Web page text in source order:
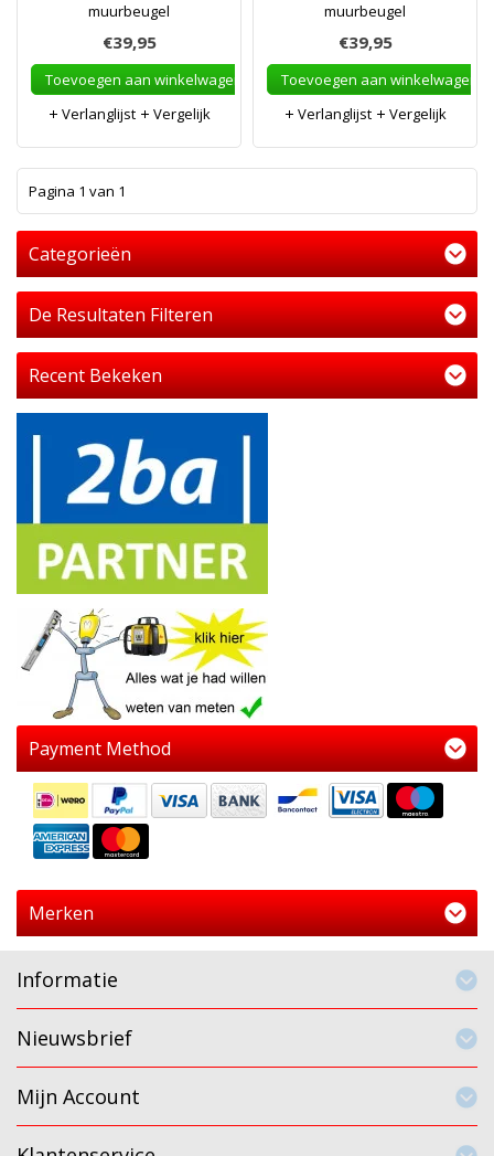
muurbeugel
€39,95
Toevoegen aan winkelwagen
Verlanglijst
Vergelijk
muurbeugel
€39,95
Toevoegen aan winkelwagen
Verlanglijst
Vergelijk
Pagina 1 van 1
Categorieën
De Resultaten Filteren
Recent Bekeken
Payment Method
Merken
Informatie
Nieuwsbrief
Mijn Account